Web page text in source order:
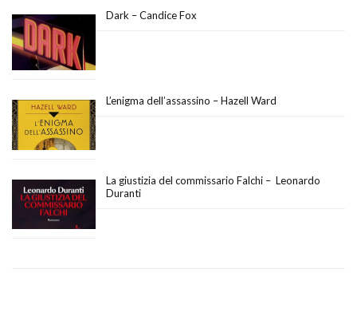
Dark – Candice Fox
L’enigma dell’assassino – Hazell Ward
La giustizia del commissario Falchi – Leonardo
Duranti